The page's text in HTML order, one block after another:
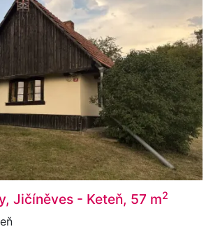
Jičíněves - Keteň, 57 m2